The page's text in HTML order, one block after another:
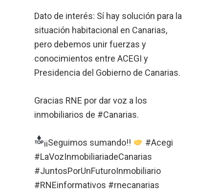
Dato de interés: Sí hay solución para la
situación habitacional en Canarias,
pero debemos unir fuerzas y
conocimientos entre ACEGI y
Presidencia del Gobierno de Canarias.
Gracias RNE por dar voz a los
inmobiliarios de #Canarias.
¡¡Seguimos sumando!!
#Acegi
#LaVozInmobiliariadeCanarias
#JuntosPorUnFuturoInmobiliario
#RNEinformativos #rnecanarias